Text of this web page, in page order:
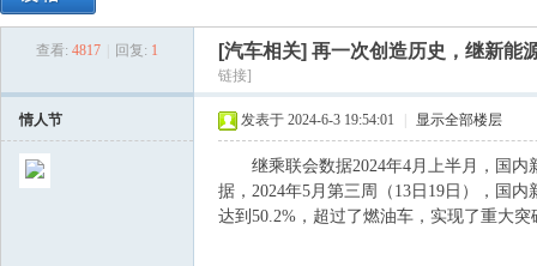
› ›
查看: 4817 回复: 1 [汽车相关] 再一次创造历史，继新能
链接]
情人节 发表于 2024-6-3 19:54:01 显示全部楼层
继乘联会数据2024年4月上半月，国内
据，2024年5月第三周（13日19日），国
达到50.2%，超过了燃油车，实现了重大突